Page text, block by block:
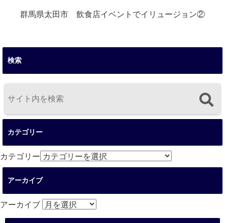
群馬県太田市 飲食店イベントでイリュージョン②
検索
カテゴリー
カテゴリー
アーカイブ
アーカイブ